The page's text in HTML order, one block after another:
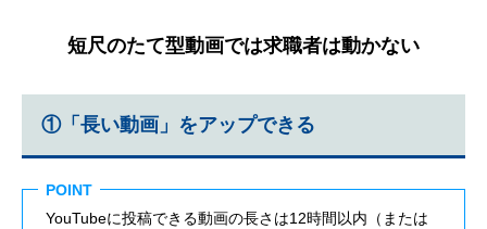
短尺のたて型動画では求職者は動かない
①「長い動画」をアップできる
POINT
YouTubeに投稿できる動画の長さは12時間以内（または